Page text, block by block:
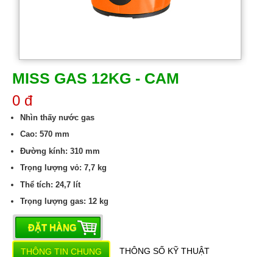
MISS GAS 12KG - CAM
0 đ
Nhìn thấy nước gas
Cao: 570 mm
Đường kính: 310 mm
Trọng lượng vỏ: 7,7 kg
Thể tích: 24,7 lít
Trọng lượng gas: 12 kg
ĐẶT HÀNG
THÔNG TIN CHUNG THÔNG SỐ KỸ THUẬT